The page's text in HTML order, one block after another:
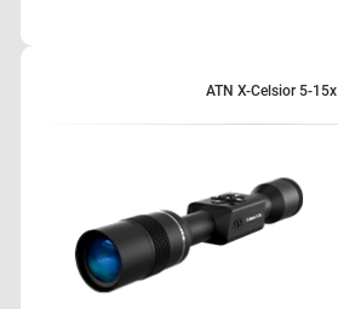
ATN X-Celsior 5-15x